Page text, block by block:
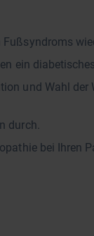
Fußsyndroms
ein
und Wahl
durch.
bei Ihren